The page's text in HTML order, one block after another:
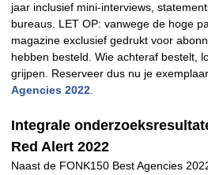
jaar inclusief mini-interviews,
bureaus. LET OP: vanwege de hoge
magazine exclusief gedrukt voor
hebben besteld. Wie achteraf bestelt,
grijpen. Reserveer dus nu je
Agencies 2022
Integrale
Red Alert 2022
Naast de FONK150 Best Agencies